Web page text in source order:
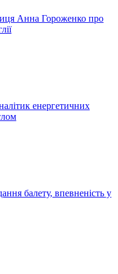
Анна Гороженко про
енергетичних
балету, впевненість у